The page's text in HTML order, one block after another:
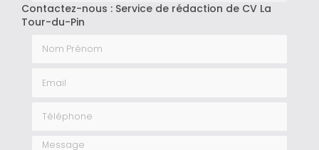
Contactez-nous : Service de rédaction de CV La
Tour-du-Pin
Message